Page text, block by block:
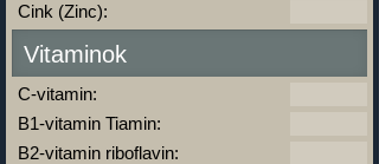
Cink (Zinc):
Vitaminok
C-vitamin:
B1-vitamin Tiamin:
B2-vitamin riboflavin: